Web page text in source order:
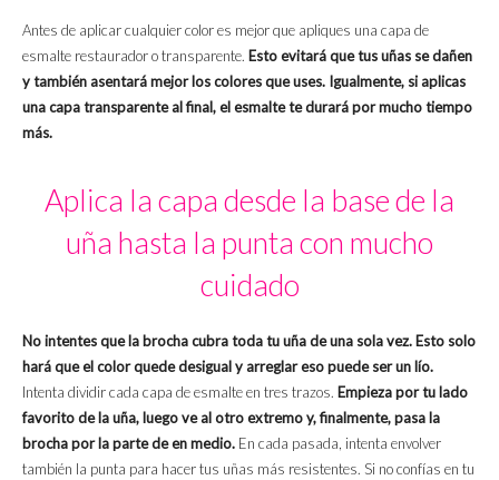
Antes de aplicar cualquier color es mejor que apliques una capa de
esmalte restaurador o transparente. Esto evitará que tus uñas se dañen
y también asentará mejor los colores que uses. Igualmente, si aplicas
una capa transparente al final, el esmalte te durará por mucho tiempo
más.
Aplica la capa desde la base de la
uña hasta la punta con mucho
cuidado
No intentes que la brocha cubra toda tu uña de una sola vez. Esto solo
hará que el color quede desigual y arreglar eso puede ser un lío.
Intenta dividir cada capa de esmalte en tres trazos. Empieza por tu lado
favorito de la uña, luego ve al otro extremo y, finalmente, pasa la
brocha por la parte de en medio. En cada pasada, intenta envolver
también la punta para hacer tus uñas más resistentes. Si no confías en tu